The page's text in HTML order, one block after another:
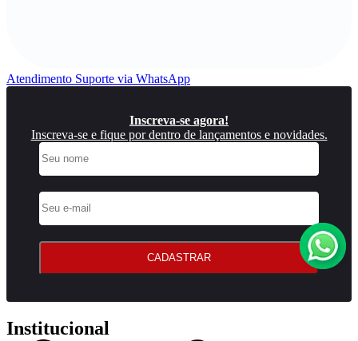
Atendimento Suporte via WhatsApp
Inscreva-se agora!
Inscreva-se e fique por dentro de lançamentos e novidades.
CADASTRAR
Institucional